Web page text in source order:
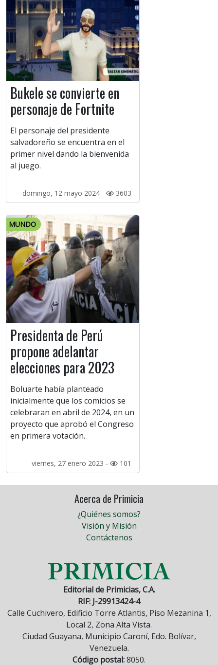
Bukele se convierte en
personaje de Fortnite
El personaje del presidente
salvadoreño se encuentra en el
primer nivel dando la bienvenida
al juego.
domingo, 12 mayo 2024 - 3603
MUNDO
Presidenta de Perú
propone adelantar
elecciones para 2023
Boluarte había planteado
inicialmente que los comicios se
celebraran en abril de 2024, en un
proyecto que aprobó el Congreso
en primera votación.
viernes, 27 enero 2023 - 101
Acerca de Primicia
¿Quiénes somos?
Visión y Misión
Contáctenos
Editorial de Primicias, C.A.
RIF: J-29913424-4
Calle Cuchivero, Edificio Torre Atlantis, Piso Mezanina 1,
Local 2, Zona Alta Vista.
Ciudad Guayana, Municipio Caroní, Edo. Bolívar,
Venezuela.
Código postal:8050.